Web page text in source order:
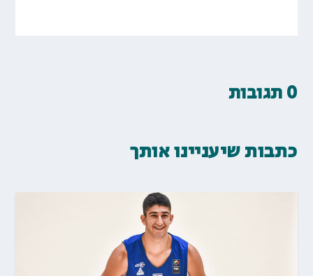
0 תגובות
כתבות שיעניינו אותך